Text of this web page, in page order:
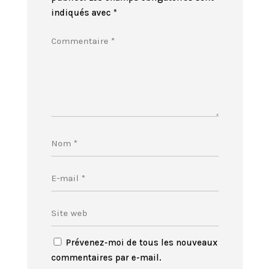
indiqués avec *
Prévenez-moi de tous les nouveaux
commentaires par e-mail.